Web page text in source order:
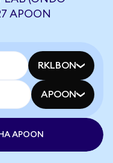
APOON
RKLBON
APOON
APOON